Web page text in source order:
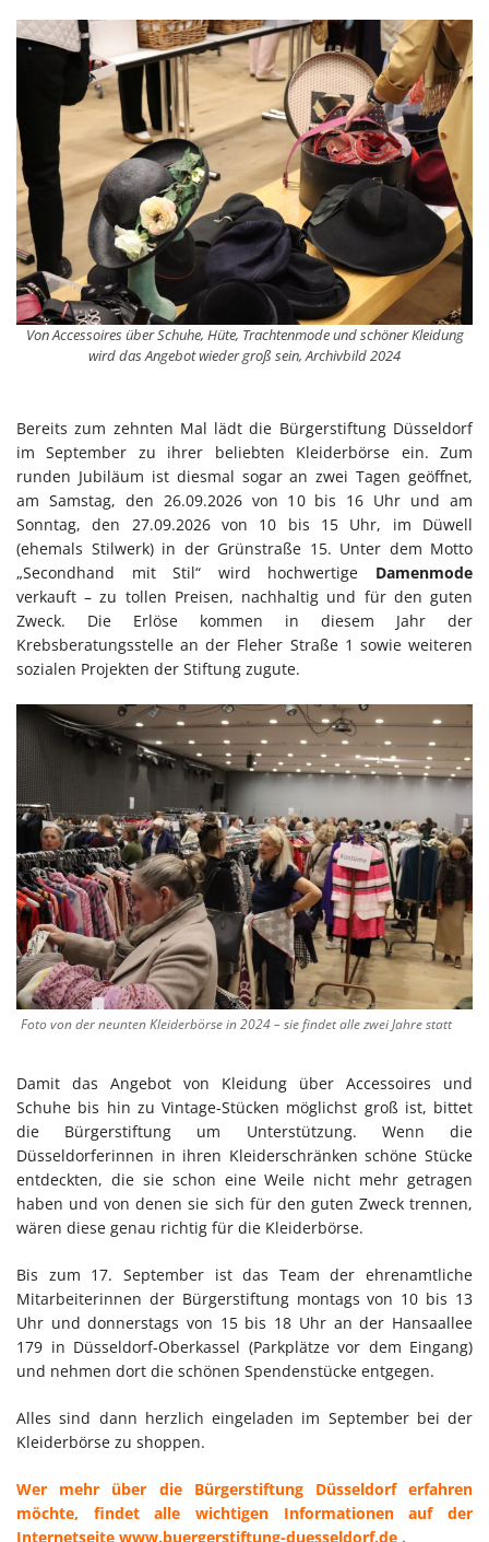
Von Accessoires über Schuhe, Hüte, Trachtenmode und schöner Kleidung
wird das Angebot wieder groß sein, Archivbild 2024
Bereits zum zehnten Mal lädt die Bürgerstiftung Düsseldorf
im September zu ihrer beliebten Kleiderbörse ein. Zum
runden Jubiläum ist diesmal sogar an zwei Tagen geöffnet,
am Samstag, den 26.09.2026 von 10 bis 16 Uhr und am
Sonntag, den 27.09.2026 von 10 bis 15 Uhr, im Düwell
(ehemals Stilwerk) in der Grünstraße 15. Unter dem Motto
„Secondhand mit Stil“ wird hochwertige Damenmode
verkauft – zu tollen Preisen, nachhaltig und für den guten
Zweck. Die Erlöse kommen in diesem Jahr der
Krebsberatungsstelle an der Fleher Straße 1 sowie weiteren
sozialen Projekten der Stiftung zugute.
Foto von der neunten Kleiderbörse in 2024 – sie findet alle zwei Jahre statt
Damit das Angebot von Kleidung über Accessoires und
Schuhe bis hin zu Vintage-Stücken möglichst groß ist, bittet
die Bürgerstiftung um Unterstützung. Wenn die
Düsseldorferinnen in ihren Kleiderschränken schöne Stücke
entdeckten, die sie schon eine Weile nicht mehr getragen
haben und von denen sie sich für den guten Zweck trennen,
wären diese genau richtig für die Kleiderbörse.
Bis zum 17. September ist das Team der ehrenamtliche
Mitarbeiterinnen der Bürgerstiftung montags von 10 bis 13
Uhr und donnerstags von 15 bis 18 Uhr an der Hansaallee
179 in Düsseldorf-Oberkassel (Parkplätze vor dem Eingang)
und nehmen dort die schönen Spendenstücke entgegen.
Alles sind dann herzlich eingeladen im September bei der
Kleiderbörse zu shoppen.
Wer mehr über die Bürgerstiftung Düsseldorf erfahren
möchte, findet alle wichtigen Informationen auf der
Internetseite www.buergerstiftung-duesseldorf.de .